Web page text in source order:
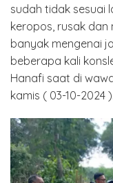
sudah tidak sesuai
keropos, rusak
banyak mengenai
beberapa kali
Hanafi saat di
kamis ( 03-10-2024 ).